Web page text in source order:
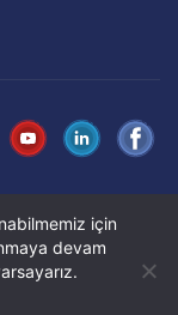
S.p.A.
için
devam